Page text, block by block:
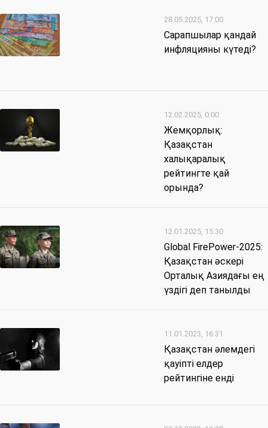
28.05.2025, 17:00
Сарапшылар қандай
инфляцияны күтеді?
12.02.2025, 0:00
Жемқорлық:
Қазақстан
халықаралық
рейтингте қай
орында?
12.01.2025, 15:30
Global FirePower-2025:
Қазақстан әскері
Орталық Азиядағы ең
үздігі деп танылды
11.01.2023, 16:31
Қазақстан әлемдегі
қауіпті елдер
рейтингіне енді